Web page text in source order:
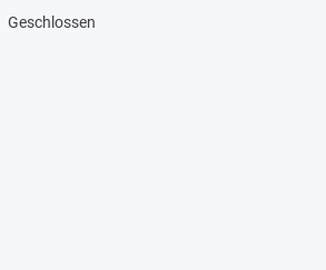
Geschlossen